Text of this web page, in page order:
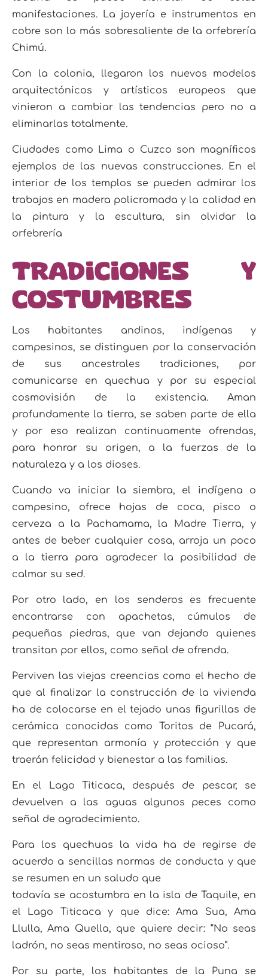
manifestaciones. La joyería e instrumentos en
cobre son lo más sobresaliente de la orfebrería
Chimú.
Con la colonia, llegaron los nuevos modelos
arquitectónicos y artísticos europeos que
vinieron a cambiar las tendencias pero no a
eliminarlas totalmente.
Ciudades como Lima o Cuzco son magníficos
ejemplos de las nuevas construcciones. En el
interior de los templos se pueden admirar los
trabajos en madera policromada y la calidad en
la pintura y la escultura, sin olvidar la
orfebrería
Tradiciones y
costumbres
Los habitantes andinos, indígenas y
campesinos, se distinguen por la conservación
de sus ancestrales tradiciones, por
comunicarse en quechua y por su especial
cosmovisión de la existencia. Aman
profundamente la tierra, se saben parte de ella
y por eso realizan continuamente ofrendas,
para honrar su origen, a la fuerzas de la
naturaleza y a los dioses.
Cuando va iniciar la siembra, el indígena o
campesino, ofrece hojas de coca, pisco o
cerveza a la Pachamama, la Madre Tierra, y
antes de beber cualquier cosa, arroja un poco
a la tierra para agradecer la posibilidad de
calmar su sed.
Por otro lado, en los senderos es frecuente
encontrarse con apachetas, cúmulos de
pequeñas piedras, que van dejando quienes
transitan por ellos, como señal de ofrenda.
Perviven las viejas creencias como el hecho de
que al finalizar la construcción de la vivienda
ha de colocarse en el tejado unas figurillas de
cerámica conocidas como Toritos de Pucará,
que representan armonía y protección y que
traerán felicidad y bienestar a las familias.
En el Lago Titicaca, después de pescar, se
devuelven a las aguas algunos peces como
señal de agradecimiento.
Para los quechuas la vida ha de regirse de
acuerdo a sencillas normas de conducta y que
se resumen en un saludo que
todavía se acostumbra en la isla de Taquile, en
el Lago Titicaca y que dice: Ama Sua, Ama
Llulla, Ama Quella, que quiere decir: “No seas
ladrón, no seas mentiroso, no seas ocioso”.
Por su parte, los habitantes de la Puna se